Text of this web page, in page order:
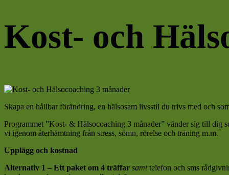
Kost- och
Skapa en hållbar förändring, en hälsosam livsstil du trivs med och
Programmet ”Kost- & Hälsocoaching 3 månader” vänder sig till
vi igenom återhämtning från stress, sömn, rörelse och träning m.m.
Upplägg och kostnad
Alternativ 1 – Ett paket om 4 träffar samttelefon och sms